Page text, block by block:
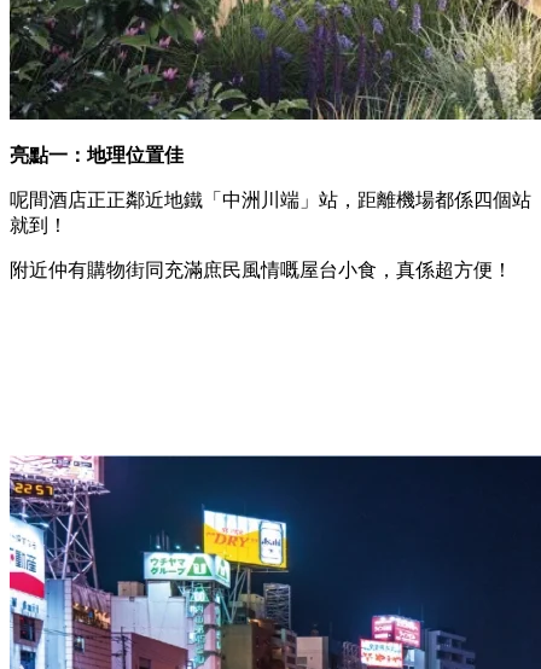
亮點一：地理位置佳
呢間酒店正正鄰近地鐵「中洲川端」站，距離機場都係四個站
就到！
附近仲有購物街同充滿庶民風情嘅屋台小食，真係超方便！